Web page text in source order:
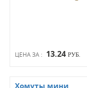
ЦЕНА ЗА : 13.24 РУБ.
Хомуты мини